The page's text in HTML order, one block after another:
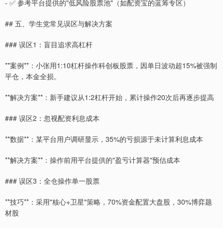
- ✅ 参考平台提供的"低风险股票池"（如配资宝的蓝筹专区）
## 五、学生党常见误区与解决方案
### 误区1：盲目追求高杠杆
**案例**：小张用1:10杠杆操作科创板股票，因单日波动超15%被强制
平仓，本金全损。
**解决方案**：新手建议从1:2杠杆开始，累计操作20次后再逐步提高
### 误区2：忽视配资利息成本
**数据**：某平台用户调研显示，35%的亏损源于未计算利息成本
**解决方案**：操作前用平台提供的"盈亏计算器"预估成本
### 误区3：全仓操作单一股票
**技巧**：采用"核心+卫星"策略，70%资金配置大盘股，30%博弈题
材股